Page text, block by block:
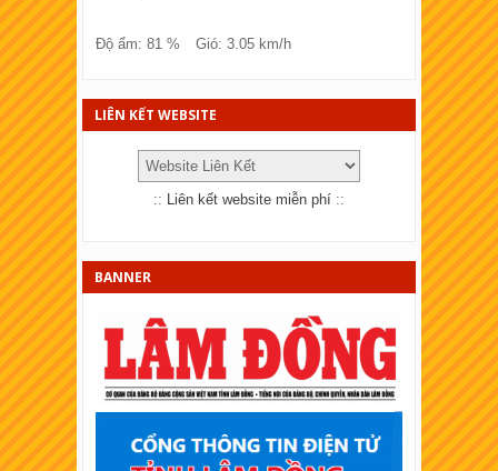
XSKT Bắc Ninh
XSKT Bến Tre
XSKT Sóc Trăng
XSKT Cần Thơ
XSKT An Giang
XSKT Bình Thuận
Độ ẩm: 81 % Gió: 3.05 km/h
LIÊN KẾT WEBSITE
:: Liên kết website miễn phí ::
BANNER